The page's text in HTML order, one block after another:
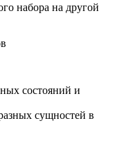
набора на другой
состояний и
сущностей в